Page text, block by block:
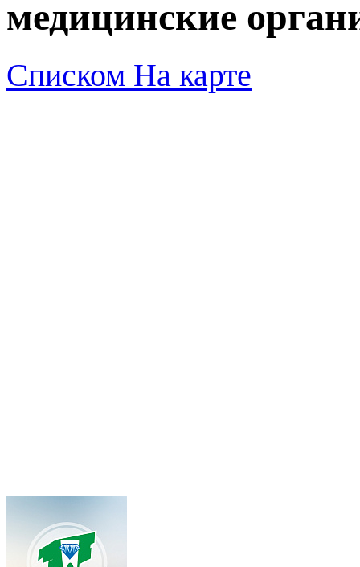
медицинские
Списком На карте